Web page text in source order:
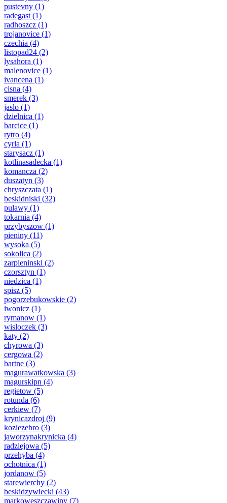
pustevny (1)
radegast (1)
radhoszcz (1)
trojanovice (1)
czechia (4)
listopad24 (2)
lysahora (1)
malenovice (1)
ivancena (1)
cisna (4)
smerek (3)
jaslo (1)
dzielnica (1)
barcice (1)
rytro (4)
cyrla (1)
starysacz (1)
kotlinasadecka (1)
komancza (2)
duszatyn (3)
chryszczata (1)
beskidniski (32)
pulawy (1)
tokarnia (4)
przybyszow (1)
pieniny (11)
wysoka (5)
sokolica (2)
zarpieninski (2)
czorsztyn (1)
niedzica (1)
spisz (5)
pogorzebukowskie (2)
iwonicz (1)
rymanow (1)
wisloczek (3)
katy (2)
chyrowa (3)
cergowa (2)
bartne (3)
magurawatkowska (3)
magurskipn (4)
regietow (5)
rotunda (6)
cerkiew (7)
krynicazdroj (9)
koziezebro (3)
jaworzynakrynicka (4)
radziejowa (5)
przehyba (4)
ochotnica (1)
jordanow (5)
starewierchy (2)
beskidzywiecki (43)
markoweszczawiny (7)